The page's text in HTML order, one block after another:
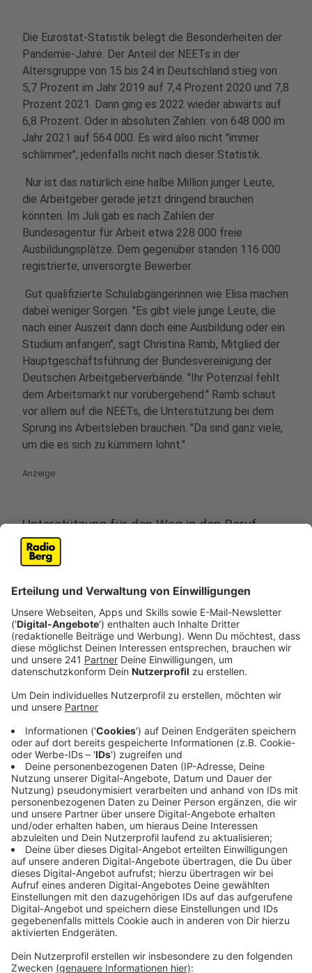
Die Eurostat-Statistik belegt die Besonderheiten der
Pandemie-Jahre. Der Anteil der NEETs in der
Altersgruppe von 15 bis 24 in Deutschland stieg von
5,7 Prozent im Jahr 2019 auf 7,4 Prozent 2020 und 7,8
Prozent 2021. Dann ging es 2022 wieder abwärts auf
6,8 Prozent. Oder in absoluten Zahlen: von 648 000 im
Jahr 2021 auf 564 000. Es wird also nicht "immer
schlimmer", jedenfalls nicht nach dieser Statistik.
Nur ist das natürlich eine halbe Million junger Leute,
die Arbeitgeber gerade jetzt dringend brauchen
könnten. Im Juli gab es nach Zahlen der
Bundesagentur für Arbeit etwa 228 000 freie
Ausbildungsplätze. Dem gegenüber standen 116 000
registrierte, unversorgte Bewerber.
Gut qualifizierte Schulabgängerinnen wie Elisa machen
dabei weniger Sorgen. "Es gibt viele junge Leute, die
nach einer Auszeit dann doch eine Ausbildung oder ein
Studium anfangen", sagt Christina Ramb, Mitglied der
Hauptgeschäftsführung der Bundesvereinigung der
Deutschen Arbeitgeberverbände. "Ihr Potenzial fehlt
dem Arbeitsmarkt nur vorübergehend." Ramb schaut
vor allem auf die NEETs, die Unterstützung bei dem
Sprung ins Arbeitsleben brauchen. "Da sind ganz viele,
um die es sich zu kümmern lohnt."
Anzeige
Unterstützung für den Weg in den Beruf
Anzeige
Ihr Lösungsansatz: Schulen sollen vor Ende der
Schulzeit Daten solcher Jugendlichen an die
Bundesagentur für Arbeit übermitteln, damit diese sie
gezielt kontaktieren und bei Bedarf mit Behörden von
Ländern und Kommunen besser zusammenarbeiten
kann. "Das nützt sehr viel", sagt Ramb, die auch
Verwaltungsratschefin der Bundesagentur ist. In
einigen Bundesländern klappe das gut. "Ich habe wenig
Verständnis dafür, dass die rechtlichen und
administrativen Voraussetzungen noch nicht in allen
Bundesländern geschaffen wurden."
Auch Bertelsmann-Experte Wieland sagt mit Blick auf
jene, die Schwierigkeiten haben könnten: "Wichtig ist,
die jungen Menschen auf dem Weg zu einem
Berufsabschluss zu unterstützen. Dadurch sinkt das
Risiko, arbeitslos zu werden, und die Wirtschaft
bekommt die dringend benötigten Fachkräfte." Die
Arbeitgeber halten grundsätzlich einen raschen
Übergang in den Beruf für das Sinnvollste - schnell
eine Ausbildung, schnell eigenes Geld verdienen, in die
Sozialkassen einzahlen.
Anzeige